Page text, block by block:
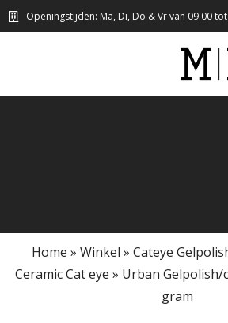
Openingstijden: Ma, Di, Do & Vr van 09.00
Home » Winkel » Cateye
Ceramic Cat eye » Urban Gelpolish/
gram